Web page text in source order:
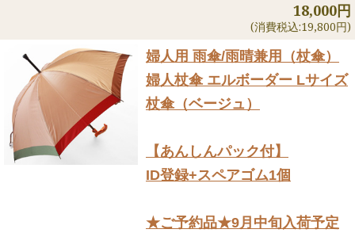
18,000円
(消費税込:19,800円)
婦人用 雨傘/雨晴兼用（杖傘）
婦人杖傘 エルボーダー Lサイズ
杖傘（ベージュ）
【あんしんパック付】
ID登録+スペアゴム1個
★ご予約品★9月中旬入荷予定